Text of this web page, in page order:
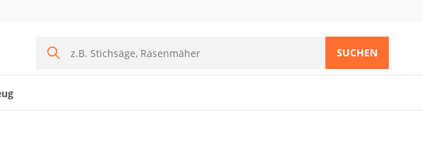
SUCHEN